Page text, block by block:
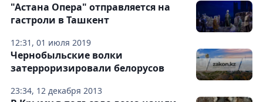
12:31, 01 июля 2019
"Астана Опера" отправляется на
гастроли в Ташкент
23:34, 12 декабря 2013
Чернобыльские волки
затерроризировали белорусов